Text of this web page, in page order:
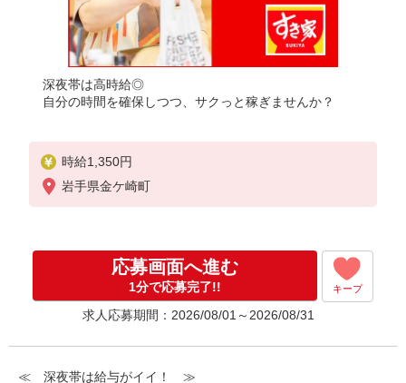
深夜帯は高時給◎
自分の時間を確保しつつ、サクっと稼ぎませんか？
時給1,350円
岩手県金ケ崎町
応募画面へ進む
1分で応募完了!! キープ
求人応募期間：2026/08/01～2026/08/31
≪ 深夜帯は給与がイイ！ ≫